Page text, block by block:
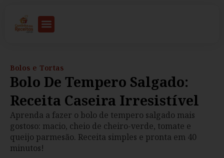
Bolos e Tortas
Bolo De Tempero Salgado:
Receita Caseira Irresistível
Aprenda a fazer o bolo de tempero salgado mais
gostoso: macio, cheio de cheiro-verde, tomate e
queijo parmesão. Receita simples e pronta em 40
minutos!